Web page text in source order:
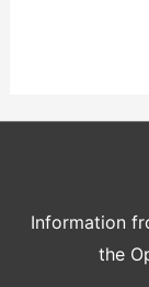
Information
the